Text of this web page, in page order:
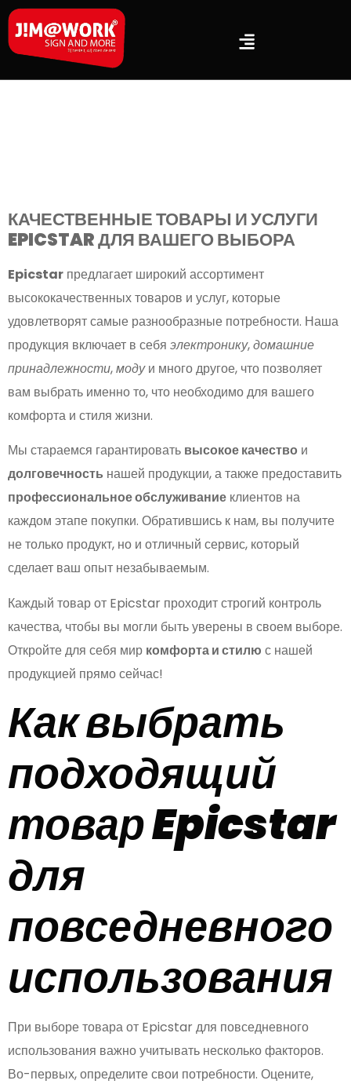
КАЧЕСТВЕННЫЕ ТОВАРЫ И УСЛУГИ
EPICSTAR ДЛЯ ВАШЕГО ВЫБОРА
Epicstar предлагает широкий ассортимент
высококачественных товаров и услуг, которые
удовлетворят самые разнообразные потребности. Наша
продукция включает в себя электронику,домашние
принадлежности,модуи много другое, что позволяет
вам выбрать именно то, что необходимо для вашего
комфорта и стиля жизни.
Мы стараемся гарантировать высокое качество и
долговечность нашей продукции, а также предоставить
профессиональное обслуживание клиентов на
каждом этапе покупки. Обратившись к нам, вы получите
не только продукт, но и отличный сервис, который
сделает ваш опыт незабываемым.
Каждый товар от Epicstar проходит строгий контроль
качества, чтобы вы могли быть уверены в своем выборе.
Откройте для себя мир комфорта и стилю с нашей
продукцией прямо сейчас!
Как выбрать
подходящий
товар Epicstar
для
повседневного
использования
При выборе товара от Epicstar для повседневного
использования важно учитывать несколько факторов.
Во-первых, определите свои потребности. Оцените,